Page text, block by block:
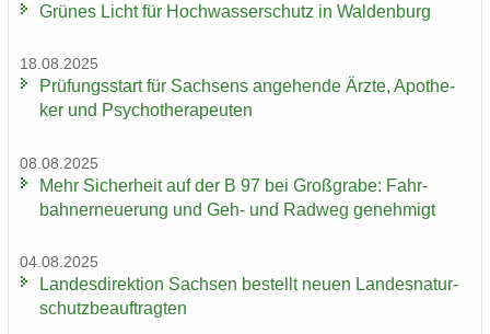
Grü­nes Licht für Hoch­was­ser­schutz in Wal­den­burg
18.08.2025
Prü­fungs­start für Sach­sens an­ge­hen­de Ärzte, Apo­the­
ker und Psy­cho­the­ra­peu­ten
08.08.2025
Mehr Si­cher­heit auf der B 97 bei Groß­gra­be: Fahr­
bahn­erneue­rung und Geh- und Rad­weg ge­neh­migt
04.08.2025
Lan­des­di­rek­ti­on Sach­sen be­stellt neuen Lan­des­na­tur­
schutz­be­auf­trag­ten